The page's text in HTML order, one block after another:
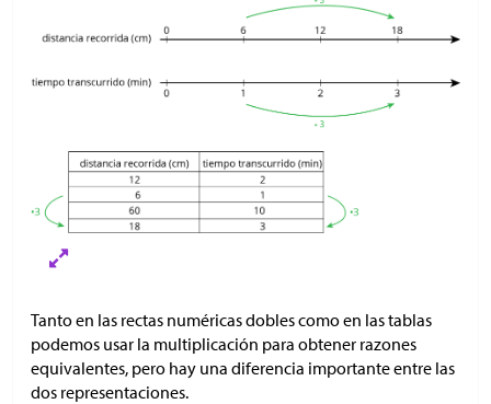
Tanto en las rectas numéricas dobles como en las tablas
podemos usar la multiplicación para obtener razones
equivalentes, pero hay una diferencia importante entre las
dos representaciones.